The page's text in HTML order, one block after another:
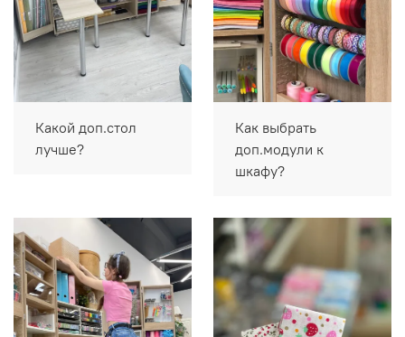
Какой доп.стол
лучше?
Как выбрать
доп.модули к
шкафу?